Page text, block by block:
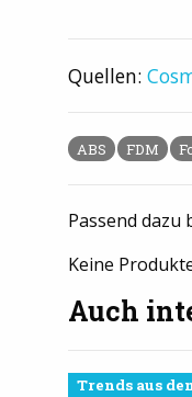
Quellen:
ABS FDM
Passend dazu
Keine
Auch
Trends aus